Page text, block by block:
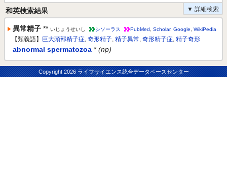
▼ 詳細検索
和英検索結果
異常精子 ** いじょうせいし シソーラス PubMed Scholar, Google WikiPedia
【類義語】 巨大頭部精子症, 奇形精子, 精子異常, 奇形精子症, 精子奇形
abnormal spermatozoa * (np)
Copyright2026 ライフサイエンス統合データベースセンター